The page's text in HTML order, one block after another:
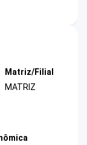
Matriz/Filial
MATRIZ